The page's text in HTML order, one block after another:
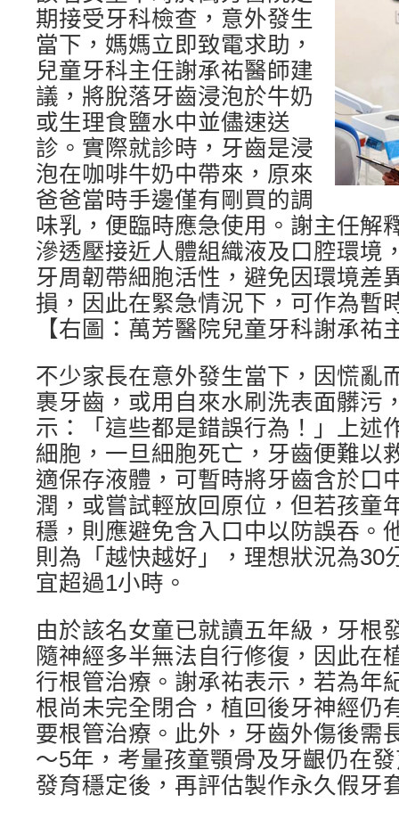
期接受牙科檢查，意外發生
當下，媽媽立即致電求助，
兒童牙科主任謝承祐醫師建
議，將脫落牙齒浸泡於牛奶
或生理食鹽水中並儘速送
診。實際就診時，牙齒是浸
泡在咖啡牛奶中帶來，原來
爸爸當時手邊僅有剛買的調
味乳，便臨時應急使用。謝主任解
滲透壓接近人體組織液及口腔環境
牙周韌帶細胞活性，避免因環境差
損，因此在緊急情況下，可作為暫
【右圖：萬芳醫院兒童牙科謝承祐
不少家長在意外發生當下，因慌亂
裹牙齒，或用自來水刷洗表面髒污
示：「這些都是錯誤行為！」上述
細胞，一旦細胞死亡，牙齒便難以
適保存液體，可暫時將牙齒含於口
潤，或嘗試輕放回原位，但若孩童
穩，則應避免含入口中以防誤吞。
則為「越快越好」，理想狀況為30
宜超過1小時。
由於該名女童已就讀五年級，牙根
隨神經多半無法自行修復，因此在
行根管治療。謝承祐表示，若為年
根尚未完全閉合，植回後牙神經仍
要根管治療。此外，牙齒外傷後需
～5年，考量孩童顎骨及牙齦仍在
發育穩定後，再評估製作永久假牙